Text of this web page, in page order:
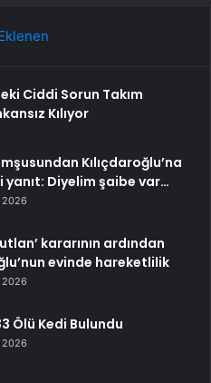
Ciddi Sorun Takım
Kılıyor
Kılıçdaroğlu’na
Diyelim şaibe var…
2026
kararının ardından
evinde hareketlilik
2026
Ölü Kedi Bulundu
2026